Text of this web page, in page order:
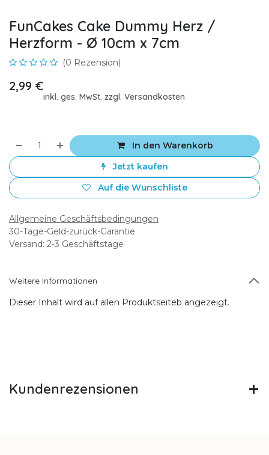
FunCakes Cake Dummy Herz /
Herzform - Ø 10cm x 7cm
(0 Rezension)
2,99 €
inkl. ges. MwSt. zzgl. Versandkosten
In den Warenkorb
Jetzt kaufen
Auf die Wunschliste
Allgemeine Geschäftsbedingungen
30-Tage-Geld-zurück-Garantie
Versand: 2-3 Geschäftstage
Weitere Informationen
Dieser Inhalt wird auf allen Produktseiteb angezeigt.
Kundenrezensionen